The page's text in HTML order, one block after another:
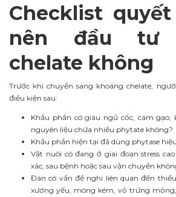
Checklist
nên đầu tư
chelate không
Trước khi chuyển sang khoáng chelate,
điều kiện sau:
Khẩu phần có giàu ngũ cốc, cám gạo,
nguyên liệu chứa nhiều phytate không?
Khẩu phần hiện tại đã dùng phytase
Vật nuôi có đang ở giai đoạn stress
xác, sau bệnh hoặc sau vận chuyển
Đàn có vấn đề nghi liên quan đến
xương yếu, móng kém, vỏ trứng